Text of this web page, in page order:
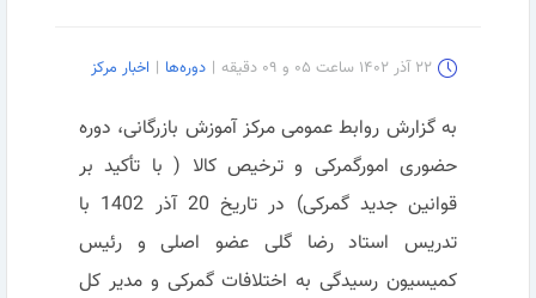
۲۲ آذر ۱۴۰۲ ساعت ۰۵ و ۰۹ دقیقه | دوره‌ها | اخبار مرکز
به گزارش روابط عمومی مرکز آموزش بازرگانی، دوره
حضوری امورگمرکی و ترخیص کالا ( با تأکید بر
قوانین جدید گمرکی) در تاریخ 20 آذر 1402 با
تدریس استاد رضا گلی عضو اصلی و رئيس
کمیسیون رسيدگی به اختلافات گمرکی و مدیر کل